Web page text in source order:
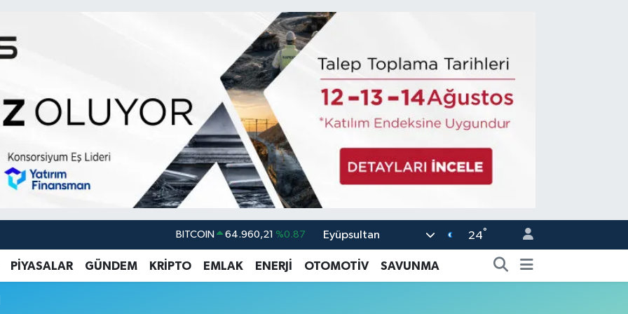
BITCOIN 64.960,21 %0.87
DOLAR 47,7436 %0.18
EURO 55,2510 %0.32
Eyüpsultan 24°
PİYASALAR GÜNDEM KRİPTO EMLAK ENERJİ OTOMOTİV SAVUNMA